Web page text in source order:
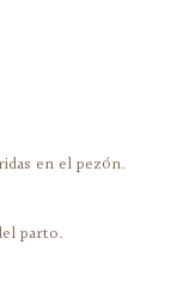
en el pezón.
parto.